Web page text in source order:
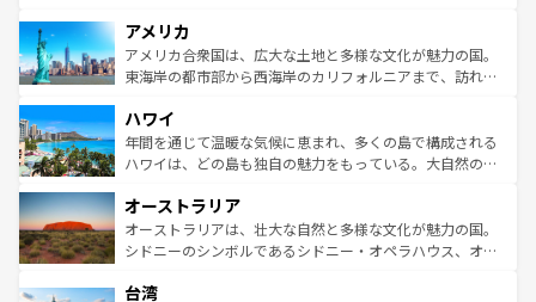
ンツ一覧を参照してほしい。
の建物がそのまま残る町や、スイスならではのユニークな
博物館もあり、アルプス観光だけでなく町歩きも満喫する
ことができる。国民の所得が高いため物価も高いが、旅行
ば市内交通費無料で観光を楽しむこともできる。 なお、新
着のスイス情報はコンテンツ一覧 を参照してほしい。
アメリカ
アメリカ合衆国は、広大な土地と多様な文化が魅力の国。
東海岸の都市部から西海岸のカリフォルニアまで、訪れる
のような巨大都市は、観光、ショッピング、エンターテイ
ンメントが詰まった刺激的なスポットだ。一方、アメリカ
西部には大自然が広がり、グランドキャニオンやイエロー
部のニューオーリンズでは、音楽と美食が融合した独特の
文化が魅力。旅行者はアメリカの各地域で異なる魅力を楽
しみながら、その多様性と豊かな歴史を感じることができ
ならではの贅沢な旅のスタイルだ。 なお、新着のアメリカ
ハワイ
年間を通じて温暖な気候に恵まれ、多くの島で構成される
ハワイは、どの島も独自の魅力をもっている。大自然の神
ワイ島は見逃せない。また、定番の観光地といえばオアフ
島だが、静かな自然を求めるならマウイ島やカウアイ島が
おすすめ。エメラルドグリーンに輝く海をはじめ、豊かな
れるおもてなしの心で訪れる人々を迎えてくれるハワイの
オーストラリア
オーストラリアは、壮大な自然と多様な文化が魅力の国。
シドニーのシンボルであるシドニー・オペラハウス、オー
リアリーフや大陸中央部にそびえるウルル（エアーズロッ
台湾